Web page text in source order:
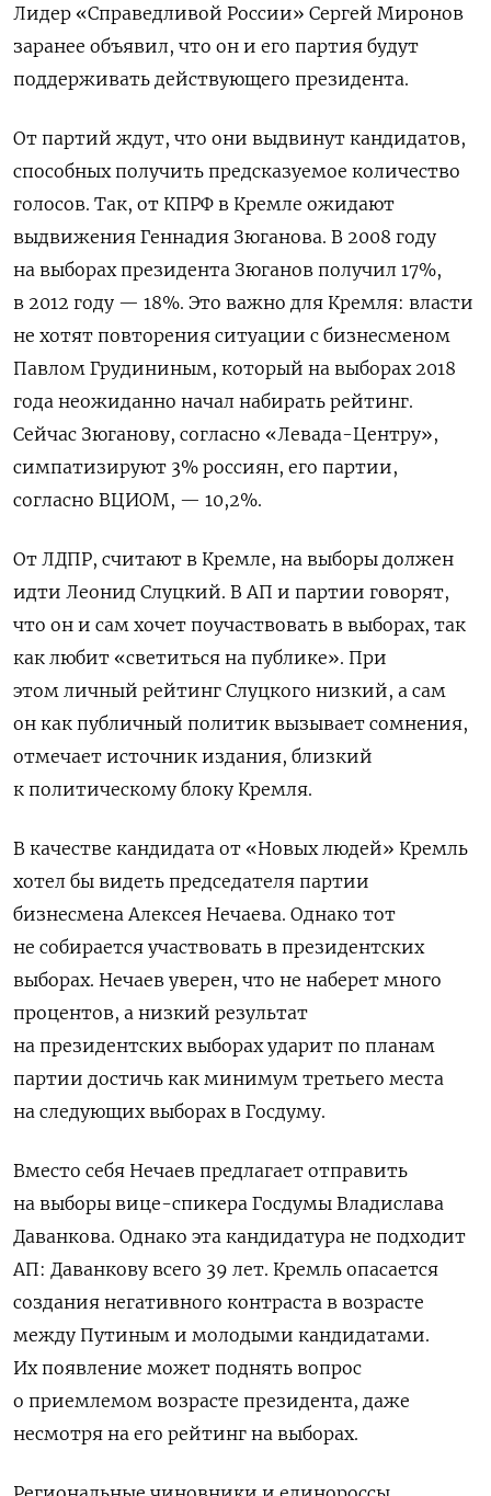
Лидер «Справедливой России» Сергей Миронов
заранее объявил, что он и его партия будут
поддерживать действующего президента.
От партий ждут, что они выдвинут кандидатов,
способных получить предсказуемое количество
голосов. Так, от КПРФ в Кремле ожидают
выдвижения Геннадия Зюганова. В 2008 году
на выборах президента Зюганов получил 17%,
в 2012 году — 18%. Это важно для Кремля: власти
не хотят повторения ситуации с бизнесменом
Павлом Грудининым, который на выборах 2018
года неожиданно начал набирать рейтинг.
Сейчас Зюганову, согласно «Левада-Центру»,
симпатизируют 3% россиян, его партии,
согласно ВЦИОМ, — 10,2%.
От ЛДПР, считают в Кремле, на выборы должен
идти Леонид Слуцкий. В АП и партии говорят,
что он и сам хочет поучаствовать в выборах, так
как любит «светиться на публике». При
этом личный рейтинг Слуцкого низкий, а сам
он как публичный политик вызывает сомнения,
отмечает источник издания, близкий
к политическому блоку Кремля.
В качестве кандидата от «Новых людей» Кремль
хотел бы видеть председателя партии
бизнесмена Алексея Нечаева. Однако тот
не собирается участвовать в президентских
выборах. Нечаев уверен, что не наберет много
процентов, а низкий результат
на президентских выборах ударит по планам
партии достичь как минимум третьего места
на следующих выборах в Госдуму.
Вместо себя Нечаев предлагает отправить
на выборы вице-спикера Госдумы Владислава
Даванкова. Однако эта кандидатура не подходит
АП: Даванкову всего 39 лет. Кремль опасается
создания негативного контраста в возрасте
между Путиным и молодыми кандидатами.
Их появление может поднять вопрос
о приемлемом возрасте президента, даже
несмотря на его рейтинг на выборах.